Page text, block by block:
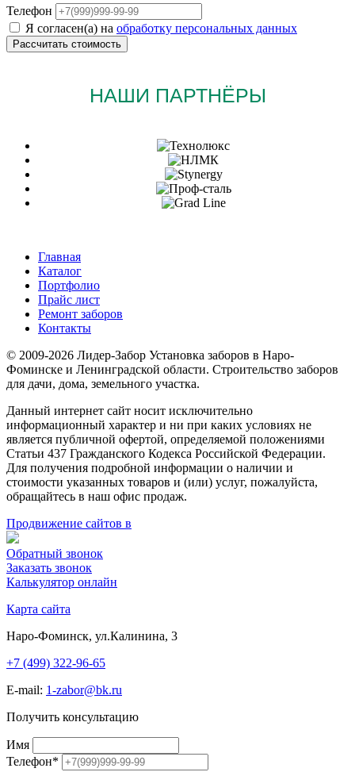
Телефон
Я согласен(а) на обработку персональных данных
НАШИ ПАРТНЁРЫ
Главная
Каталог
Портфолио
Прайс лист
Ремонт заборов
Контакты
© 2009-2026 Лидер-Забор Установка заборов в Наро-
Фоминске и Ленинградской области. Строительство заборов
для дачи, дома, земельного участка.
Данный интернет сайт носит исключительно
информационный характер и ни при каких условиях не
является публичной офертой, определяемой положениями
Статьи 437 Гражданского Кодекса Российской Федерации.
Для получения подробной информации о наличии и
стоимости указанных товаров и (или) услуг, пожалуйста,
обращайтесь в наш офис продаж.
Продвижение сайтов в
Обратный звонок
Заказать звонок
Калькулятор онлайн
Карта сайта
Наро-Фоминск, ул.Калинина, 3
+7 (499) 322-96-65
E-mail: 1-zabor@bk.ru
Получить консультацию
Имя
Телефон*